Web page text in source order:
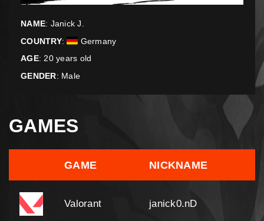
NAME: Janick J.
COUNTRY:
Germany
AGE: 20 years old
GENDER: Male
GAMES
GAME NICKNAME
Valorant janick0.nD